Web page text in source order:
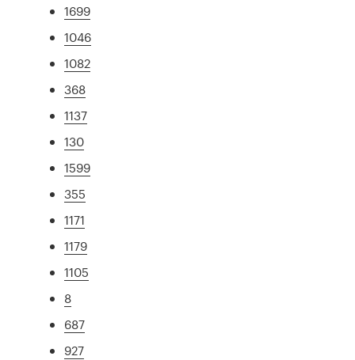
1699
1046
1082
368
1137
130
1599
355
1171
1179
1105
8
687
927